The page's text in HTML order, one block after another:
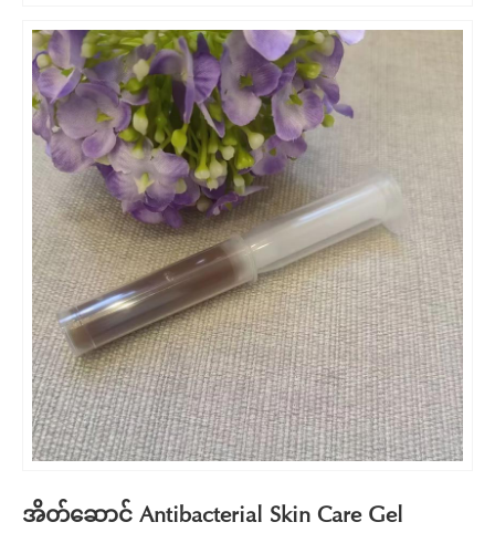
အိတ်ဆောင် Antibacterial Skin Care Gel